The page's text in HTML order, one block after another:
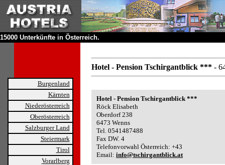
15000 Unterkünfte in Österreich.
Burgenland
Kärnten
Niederösterreich
Oberösterreich
Salzburger Land
Steiermark
Tirol
Vorarlberg
Hotel - Pension Tschirgantblick *** -
Hotel - Pension Tschirgantblick ***
Röck Elisabeth
Oberdorf 238
6473 Wenns
Tel. 0541487488
Fax DW. 4
Telefonvorwahl Österreich: +43
Email: info@tschirgantblick.at